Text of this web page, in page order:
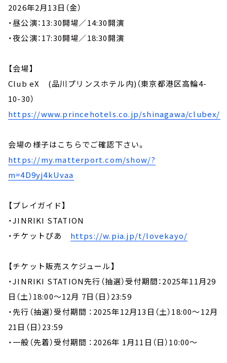
2026年2月13日（金）
・昼公演：13:30開場／14:30開演
・夜公演：17:30開場／18:30開演
【会場】
Club eX (品川プリンスホテル内)（東京都港区高輪4-
10-30）
https://www.princehotels.co.jp/shinagawa/clubex/
会場の様子はこちらでご確認下さい。
https://my.matterport.com/show/?
m=4D9yj4kUvaa
【プレイガイド】
・JINRIKI STATION
・チケットぴあ https://w.pia.jp/t/lovekayo/
【チケット販売スケジュール】
・JINRIKI STATION先行（抽選）受付期間：2025年11月29
日（土）18:00～12月 7日（日）23:59
・先行（抽選）受付期間 ：2025年12月13日（土）18:00～12月
21日（日）23:59
・一般（先着）受付期間 ：2026年 1月11日（日）10:00～